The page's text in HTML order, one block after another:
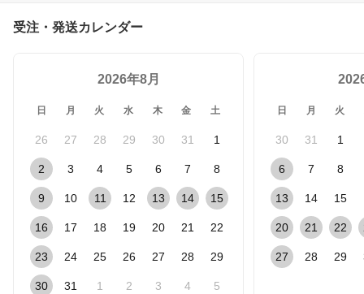
受注・発送カレンダー
2026年8月
日 月 火 水 木 金 土
26 27 28 29 30 31 1
2 3 4 5 6 7 8
9 10 11 12 13 14 15
16 17 18 19 20 21 22
23 24 25 26 27 28 29
30 31 1 2 3 4 5
日 月 火
30 31 1
6 7 8
13 14 15
20 21 22
27 28 29